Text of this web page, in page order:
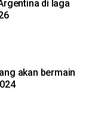
di laga
akan bermain